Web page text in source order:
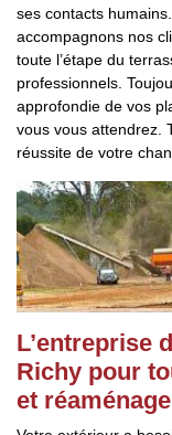
ses contacts
accompagnons nos
toute l’étape du
professionnels.
approfondie de vos
vous vous attendrez.
réussite de votre
L’entreprise
Richy pour
et